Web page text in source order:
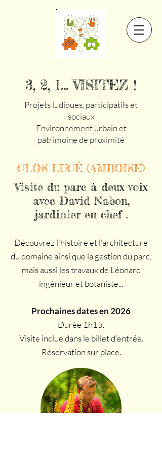
3, 2, 1... VISITEZ !
Projets ludiques, participatifs et
sociaux
Environnement urbain et
patrimoine de proximité
CLOS LUCÉ (AMBOISE)
Visite du parc à deux voix
avec David Nabon,
jardinier en chef .
Découvrez l'histoire et l'architecture
du domaine ainsi que la gestion du parc,
mais aussi les travaux de Léonard
ingénieur et botaniste...
Prochaines dates en 2026
Durée 1h15.
Visite inclue dans le billet d'entrée.
Réservation sur place.